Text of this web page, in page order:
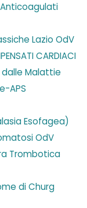
Anticoagulati
Lazio OdV
CARDIACI
dalle Malattie
APS
Esofagea)
OdV
Trombotica
di Churg